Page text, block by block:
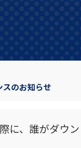
のお知らせ
に、誰がダウ